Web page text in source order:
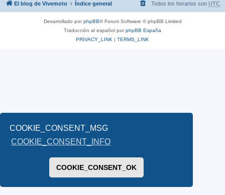
COOKIE_CONSENT_MSG
COOKIE_CONSENT_INFO
COOKIE_CONSENT_OK
El blog de Vivemoto Índice general Todos los horarios son UTC
Desarrollado porphpBB® Forum Software © phpBB Limited
Traducción al español porphpBB España
PRIVACY_LINK | TERMS_LINK